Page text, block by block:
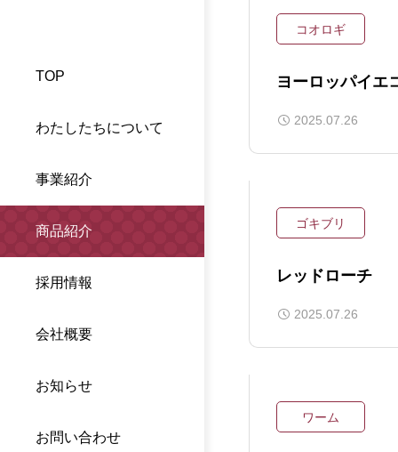
TOP
わたしたちについて
事業紹介
商品紹介
採用情報
会社概要
お知らせ
お問い合わせ
コオロギ
ヨーロッパイエ
2025.07.26
ゴキブリ
レッドローチ
2025.07.26
ワーム